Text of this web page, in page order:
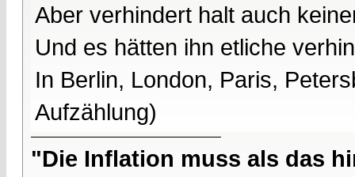
Aber verhindert halt auch
Und es hätten ihn etliche
In Berlin, London, Paris,
Aufzählung)
"Die Inflation muss als das